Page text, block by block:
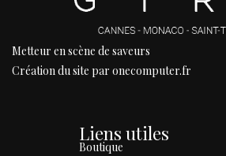
Metteur en scène de saveurs
Création du site par onecomputer.fr
Liens utiles
Boutique